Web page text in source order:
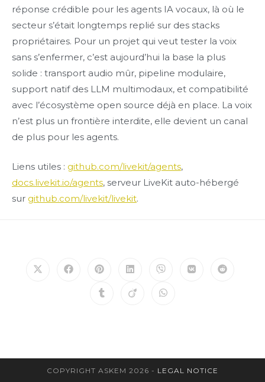
réponse crédible pour les agents IA vocaux, là où le
secteur s’était longtemps replié sur des stacks
propriétaires. Pour un projet qui veut tester la voix
sans s’enfermer, c’est aujourd’hui la base la plus
solide : transport audio mûr, pipeline modulaire,
support natif des LLM multimodaux, et compatibilité
avec l’écosystème open source déjà en place. La voix
n’est plus un frontière interdite, elle devient un canal
de plus pour les agents.
Liens utiles : github.com/livekit/agents,
docs.livekit.io/agents, serveur LiveKit auto-hébergé
sur github.com/livekit/livekit.
Opens Opens Opens
a
new
Opens
a
new
Opens
a
new
Opens Opens
Opens Opens Opens
COPYRIGHT ASKEM 2026 - LEGAL NOTICE